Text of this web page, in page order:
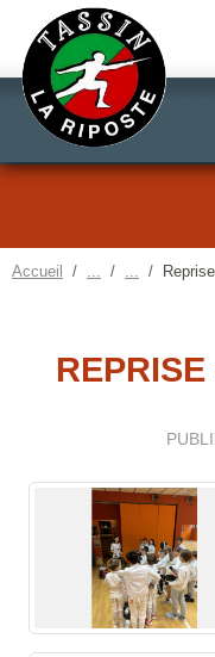
Accueil
Panneau de gestion des